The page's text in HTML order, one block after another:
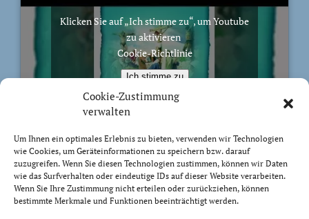
Cookie-Zustimmung
verwalten
Um Ihnen ein optimales Erlebnis zu bieten, verwenden wir Technologien
wie Cookies, um Geräteinformationen zu speichern bzw. darauf
zuzugreifen. Wenn Sie diesen Technologien zustimmen, können wir Daten
wie das Surfverhalten oder eindeutige IDs auf dieser Website verarbeiten.
Wenn Sie Ihre Zustimmung nicht erteilen oder zurückziehen, können
bestimmte Merkmale und Funktionen beeinträchtigt werden.
Klicken Sie auf „Ich stimme zu“, um Youtube
zu aktivieren
Cookie-Richtlinie
Ich stimme zu
BIBELVERS DES TAGES
Sondern wie der, der euch berufen hat, heilig ist, sollt